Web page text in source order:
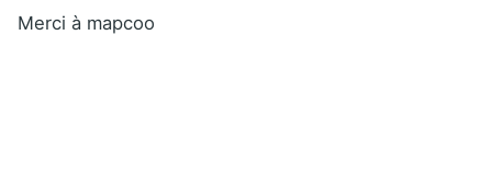
Merci à mapcoo